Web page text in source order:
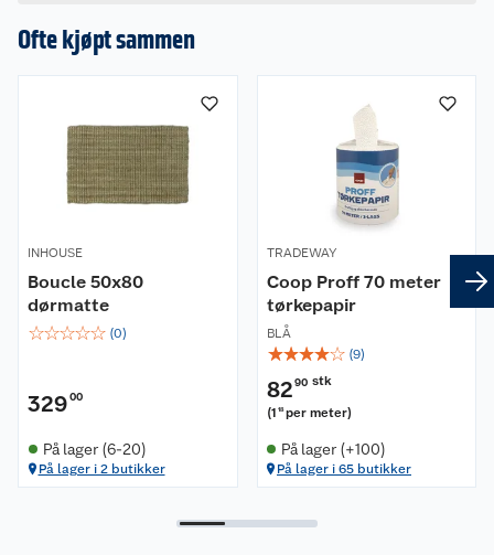
løft
Størrelse 65x25 cm med 3 cm kant.
Ofte kjøpt sammen
INHOUSE
Boucle 50x80
dørmatte
☆☆☆☆☆ (0)
32900
På lager (6-20)
På lager i 2 butikker
TRADEWAY
Coop Proff 70 meter
tørkepapir
BLÅ
☆☆☆☆☆ (9)
82 90 stk
(1 18 per meter)
På lager (+100)
På lager i 65 butikker